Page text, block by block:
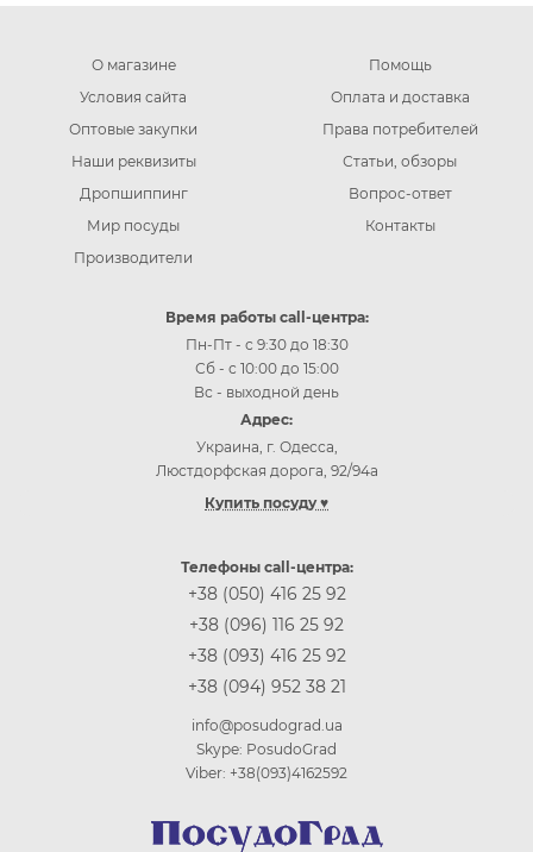
О магазине
Условия сайта
Оптовые закупки
Наши реквизиты
Дропшиппинг
Мир посуды
Производители
Помощь
Оплата и доставка
Права потребителей
Статьи, обзоры
Вопрос-ответ
Контакты
Время работы call-центра:
Пн-Пт - с 9:30 до 18:30
Сб - с 10:00 до 15:00
Вс - выходной день
Адрес:
Украина, г. Одесса,
Люстдорфская дорога, 92/94а
Купить посуду ♥
Купить посуду Днепр (Днепропетровск)
Купить посуду Житомир
Купить посуду Запорожье
Купить посуду Ивано-Франковск
Купить посуду Луцк
Купить посуду Львов
Купить посуду Полтава
Купить посуду Ровно
Телефоны call-центра:
+38 (050) 416 25 92
+38 (096) 116 25 92
+38 (093) 416 25 92
+38 (094) 952 38 21
info@posudograd.ua
Skype: PosudoGrad
Viber: +38(093)4162592